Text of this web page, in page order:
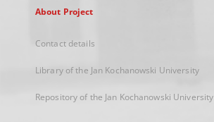
About Project
Contact details
Library of the Jan Kochanowski University
Repository of the Jan Kochanowski University